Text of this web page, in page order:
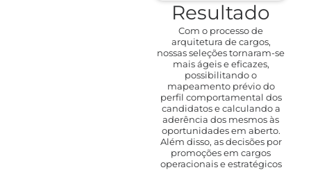
Resultado
Com o processo de
arquitetura de cargos,
nossas seleções tornaram-se
mais ágeis e eficazes,
possibilitando o
mapeamento prévio do
perfil comportamental dos
candidatos e calculando a
aderência dos mesmos às
oportunidades em aberto.
Além disso, as decisões por
promoções em cargos
operacionais e estratégicos